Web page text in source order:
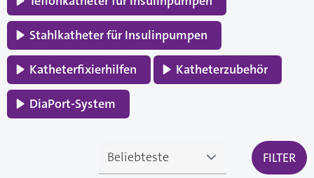
Stahlkatheter für Insulinpumpen
Katheterfixierhilfen Katheterzubehör
DiaPort-System
FILTER